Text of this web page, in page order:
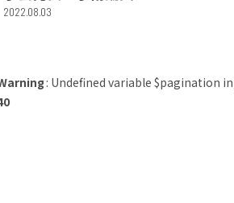
2022.08.03
: Undefined variable $pagination in